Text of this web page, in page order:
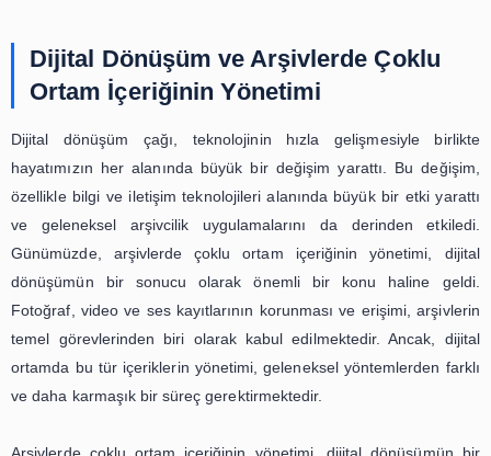
Arşivlerdeki çoklu ortam içeriklerinin erişimi de önemli
Bu içeriklerin korunması kadar, erişilebilir olması da
nedenle, arşivlerdeki içeriklerin dijital olarak
indekslenmesi gerekmektedir. Bu sayede, arşivlerdeki
kolayca erişilebilir ve aranabilir hale gelmektedir.
arşivlerdeki içeriklerin dijital olarak erişilebilir olması,
fiziksel olarak arşive gitmeden de içeriklere
sağlamaktadır. Bu da arşivlerin daha geniş bir kitleye
sağlamaktadır.